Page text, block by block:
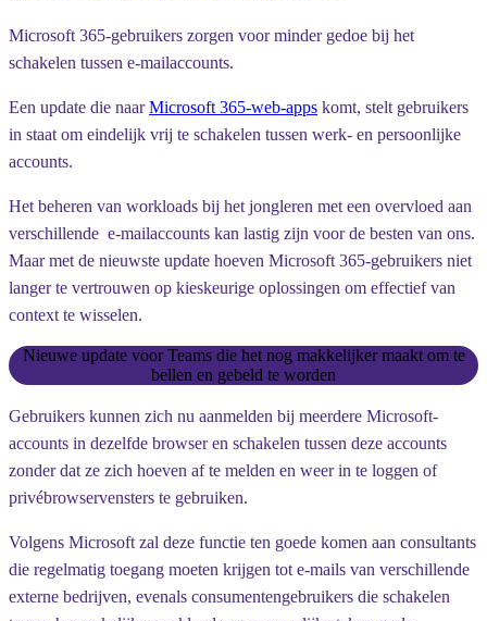
Microsoft 365-gebruikers zorgen voor minder gedoe bij het
schakelen tussen e-mailaccounts.
Een update die naarMicrosoft 365-web-apps komt, stelt gebruikers
in staat om eindelijk vrij te schakelen tussen werk- en persoonlijke
accounts.
Het beheren van workloads bij het jongleren met een overvloed aan
verschillende e-mailaccounts kan lastig zijn voor de besten van ons.
Maar met de nieuwste update hoeven Microsoft 365-gebruikers niet
langer te vertrouwen op kieskeurige oplossingen om effectief van
context te wisselen.
Nieuwe update voor Teams die het nog makkelijker maakt om te
bellen en gebeld te worden
Gebruikers kunnen zich nu aanmelden bij meerdere Microsoft-
accounts in dezelfde browser en schakelen tussen deze accounts
zonder dat ze zich hoeven af te melden en weer in te loggen of
privébrowservensters te gebruiken.
Volgens Microsoft zal deze functie ten goede komen aan consultants
die regelmatig toegang moeten krijgen tot e-mails van verschillende
externe bedrijven, evenals consumentengebruikers die schakelen